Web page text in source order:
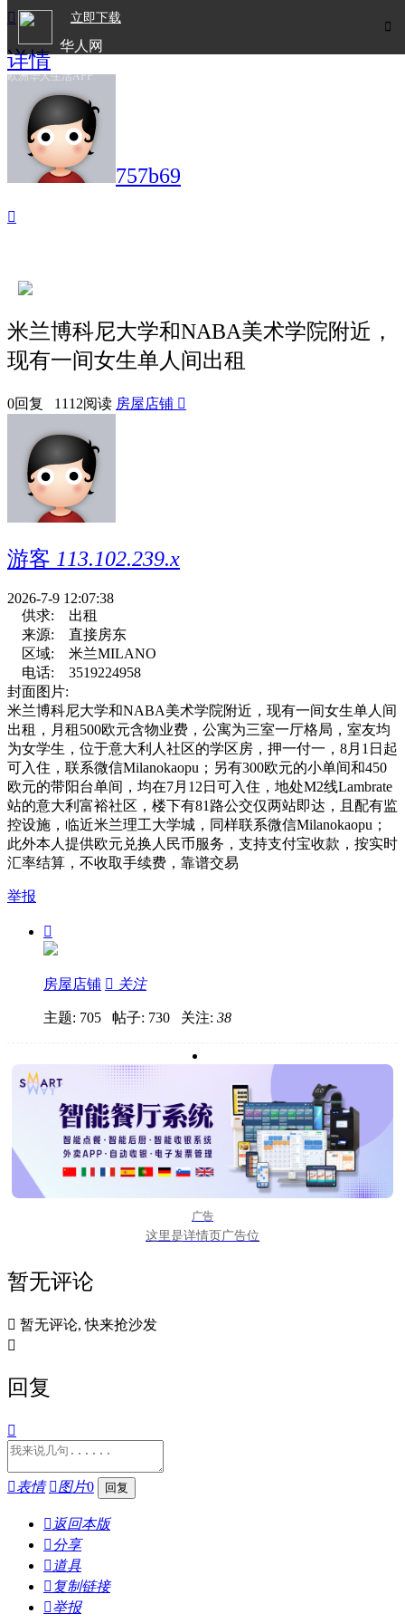

立即下载
华人网
欧洲华人生活APP

详情
757b69

米兰博科尼大学和NABA美术学院附近，
现有一间女生单人间出租
0回复 1112阅读 房屋店铺 
游客 113.102.239.x
2026-7-9 12:07:38
供求:
出租
来源:
直接房东
区域:
米兰MILANO
电话:
3519224958
封面图片:
米兰博科尼大学和NABA美术学院附近，现有一间女生单人间
出租，月租500欧元含物业费，公寓为三室一厅格局，室友均
为女学生，位于意大利人社区的学区房，押一付一，8月1日起
可入住，联系微信Milanokaopu；另有300欧元的小单间和450
欧元的带阳台单间，均在7月12日可入住，地处M2线Lambrate
站的意大利富裕社区，楼下有81路公交仅两站即达，且配有监
控设施，临近米兰理工大学城，同样联系微信Milanokaopu；
此外本人提供欧元兑换人民币服务，支持支付宝收款，按实时
汇率结算，不收取手续费，靠谱交易
举报

房屋店铺  关注
主题: 705 帖子: 730 关注: 38
广告
这里是详情页广告位
暂无评论
 暂无评论, 快来抢沙发

回复

表情 图片0
 返回本版
分享
 道具
 复制链接
举报